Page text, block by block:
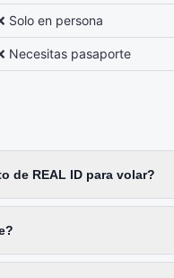
Solo en persona
Necesitas pasaporte
de REAL ID para volar?